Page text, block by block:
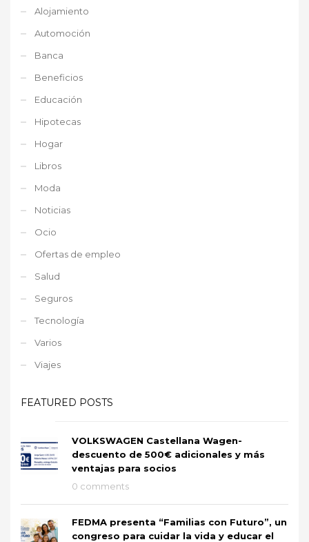
Alojamiento
Automoción
Banca
Beneficios
Educación
Hipotecas
Hogar
Libros
Moda
Noticias
Ocio
Ofertas de empleo
Salud
Seguros
Tecnología
Varios
Viajes
FEATURED POSTS
VOLKSWAGEN Castellana Wagen-
descuento de 500€ adicionales y más
ventajas para socios
0 comments
FEDMA presenta “Familias con Futuro”, un
congreso para cuidar la vida y educar el